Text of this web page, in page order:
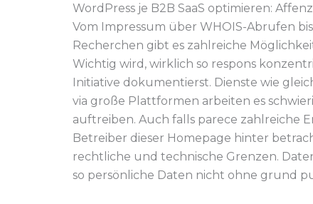
WordPress je B2B SaaS optimieren:
Vom Impressum über WHOIS-Abrufen
Recherchen gibt es zahlreiche
Wichtig wird, wirklich so respons
Initiative dokumentierst. Dienste wie
via große Plattformen arbeiten es
auftreiben. Auch falls parece zahlreiche
Betreiber dieser Homepage hinter
rechtliche und technische Grenzen.
so persönliche Daten nicht ohne grund